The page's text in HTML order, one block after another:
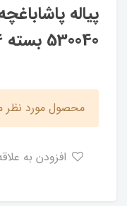
پیاله
530040 بسته 4 عددی
محصول مورد نظر